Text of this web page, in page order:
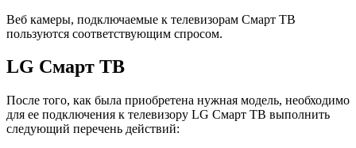
Веб камеры, подключаемые к телевизорам Смарт ТВ
пользуются соответствующим спросом.
LG Смарт ТВ
После того, как была приобретена нужная модель, необходимо
для ее подключения к телевизору LG Смарт ТВ выполнить
следующий перечень действий: